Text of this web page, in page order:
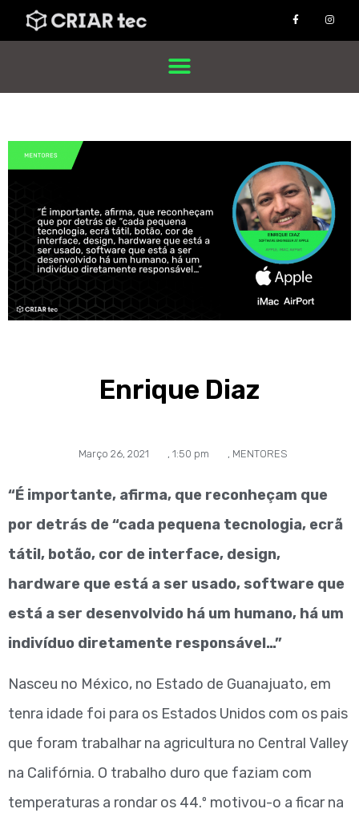
Enrique Diaz
Março 26, 2021 1:50 pm MENTORES
“É importante, afirma, que reconheçam que
por detrás de “cada pequena tecnologia, ecrã
tátil, botão, cor de interface, design,
hardware que está a ser usado, software que
está a ser desenvolvido há um humano, há um
indivíduo diretamente responsável…”
Nasceu no México, no Estado de Guanajuato, em
tenra idade foi para os Estados Unidos com os pais
que foram trabalhar na agricultura no Central Valley
na Califórnia. O trabalho duro que faziam com
temperaturas a rondar os 44.º motivou-o a ficar na